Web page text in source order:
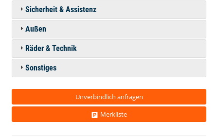
Sicherheit & Assistenz
Außen
Räder & Technik
Sonstiges
Unverbindlich anfragen
Merkliste